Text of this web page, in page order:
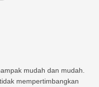
mudah dan mudah.
mempertimbangkan